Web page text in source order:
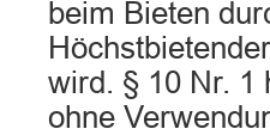
beim Bieten
wird. § 10 Nr. 1
ohne